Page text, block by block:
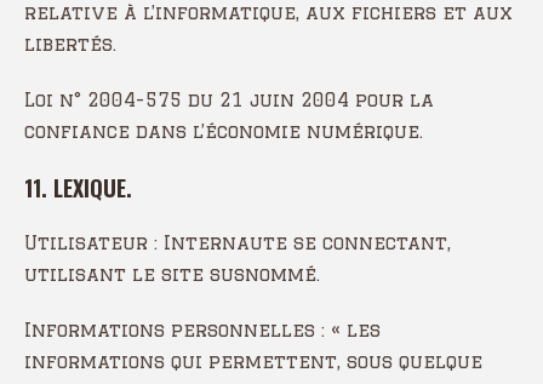
relative à l’informatique, aux fichiers et aux
libertés.
Loi n° 2004-575 du 21 juin 2004 pour la
confiance dans l’économie numérique.
11. LEXIQUE.
Utilisateur : Internaute se connectant,
utilisant le site susnommé.
Informations personnelles : « les
informations qui permettent, sous quelque